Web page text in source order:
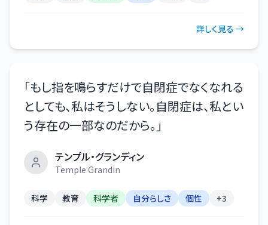
詳しく見る →
「もし指を鳴らすだけで自閉症でなくなれる
としても、私はそうしない。自閉症は、私とい
う存在の一部なのだから。 」
テンプル・グランディン
Temple Grandin
科学 教育 科学者 自分らしさ 個性 +3